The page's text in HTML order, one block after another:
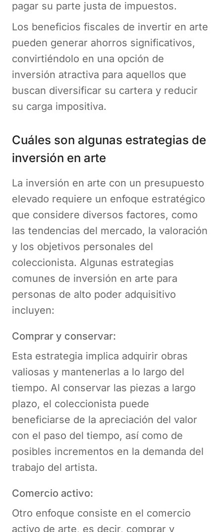
pagar su parte justa de impuestos.
Los beneficios fiscales de invertir en arte
pueden generar ahorros significativos,
convirtiéndolo en una opción de
inversión atractiva para aquellos que
buscan diversificar su cartera y reducir
su carga impositiva.
Cuáles son algunas estrategias de
inversión en arte
La inversión en arte con un presupuesto
elevado requiere un enfoque estratégico
que considere diversos factores, como
las tendencias del mercado, la valoración
y los objetivos personales del
coleccionista. Algunas estrategias
comunes de inversión en arte para
personas de alto poder adquisitivo
incluyen:
Comprar y conservar:
Esta estrategia implica adquirir obras
valiosas y mantenerlas a lo largo del
tiempo. Al conservar las piezas a largo
plazo, el coleccionista puede
beneficiarse de la apreciación del valor
con el paso del tiempo, así como de
posibles incrementos en la demanda del
trabajo del artista.
Comercio activo:
Otro enfoque consiste en el comercio
activo de arte, es decir, comprar y